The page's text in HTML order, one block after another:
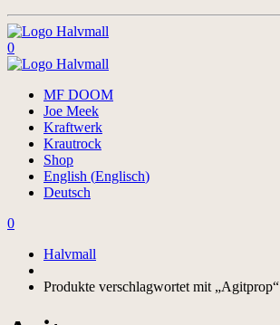
0
MF DOOM
Joe Meek
Kraftwerk
Krautrock
Shop
English (Englisch)
Deutsch
0
Halvmall
Produkte verschlagwortet mit „Agitprop“